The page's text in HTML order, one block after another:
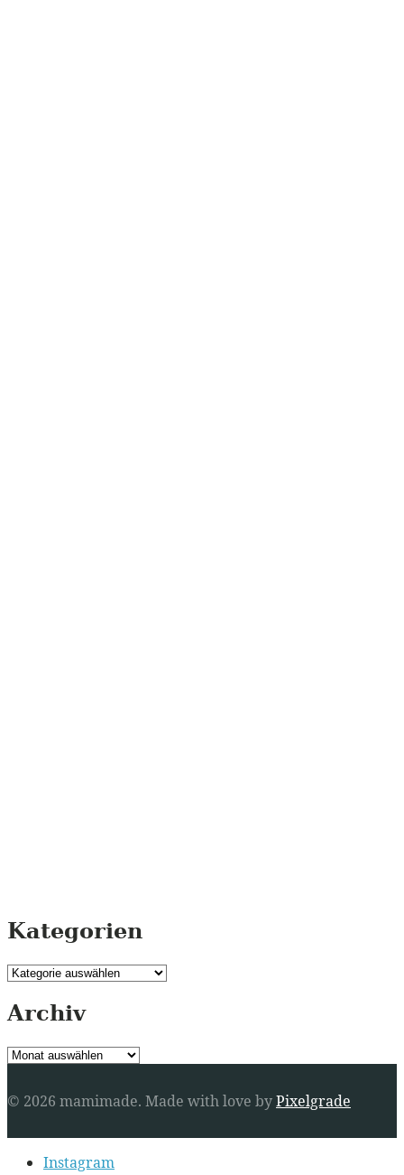
Kategorien
Kategorien
Archiv
Archiv
© 2026 mamimade. Made with love byPixelgrade
Secondary
navigationInstagram